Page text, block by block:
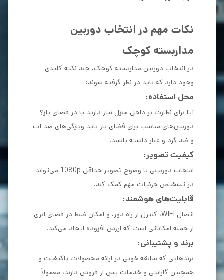
نکات مهم در انتخاب دوربین
مداربسته کوچک
در انتخاب دوربین مداربسته کوچک، چند نکته کلیدی
وجود دارد که باید در نظر گرفته شوند:
محل استفاده:
آیا برای نظارت بر داخل منزل نیاز دارید یا در فضای باز؟
دوربین‌های مناسب برای فضای باز باید ویژگی‌های ضد آب
و ضد گرد و غبار داشته باشند.
کیفیت تصویر:
انتخاب دوربینی با وضوح تصویر حداقل 1080p می‌تواند
در تشخیص جزئیات مهم کمک کند.
قابلیت‌های هوشمند:
اتصال WIFI، کنترل از راه دور، و امکان ضبط در فضای ابری
از جمله امکاناتی است که ارزش افزوده ایجاد می‌کند.
برند و پشتیبانی:
برندهایی که سابقه خوبی در ارائه محصولات باکیفیت و
همچنین گارانتی و خدمات پس از فروش دارند، معمولاً